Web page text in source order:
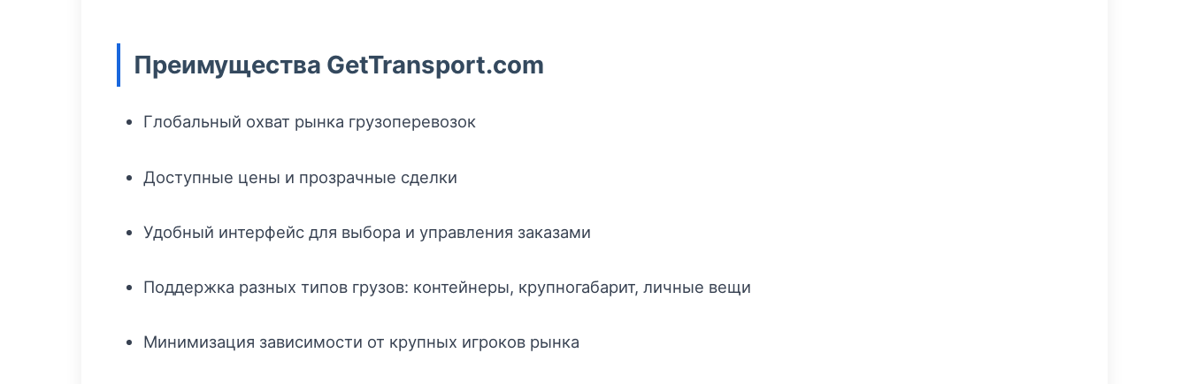
Преимущества GetTransport.com
Глобальный охват рынка грузоперевозок
Доступные цены и прозрачные сделки
Удобный интерфейс для выбора и управления заказами
Поддержка разных типов грузов: контейнеры, крупногабарит, личные вещи
Минимизация зависимости от крупных игроков рынка